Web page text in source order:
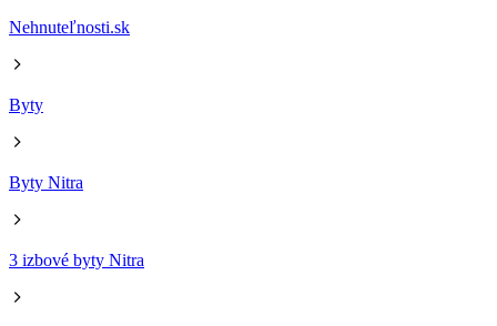
Nehnuteľnosti.sk
Byty
Byty Nitra
3 izbové byty Nitra